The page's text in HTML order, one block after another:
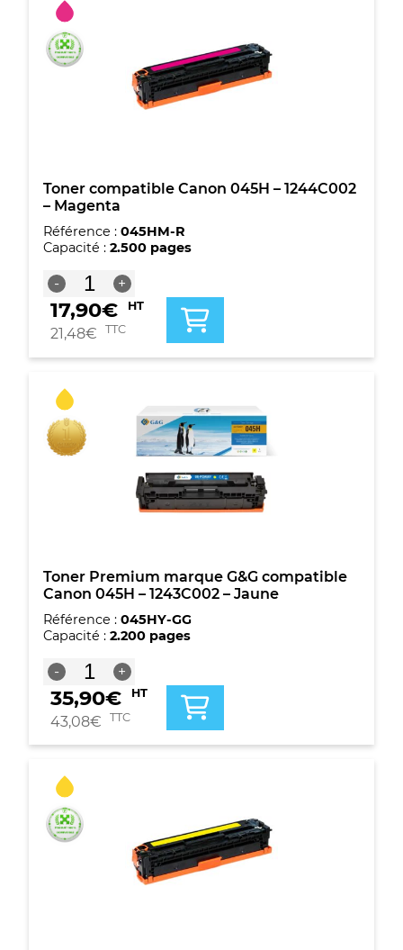
Canon
045H
-
1244C002
Magenta
Toner compatible Canon 045H – 1244C002
– Magenta
Référence : 045HM-R
Capacité : 2.500 pages
-
quantité
de
Toner
compatible
045H
1244C002
-
Magenta
+
17,90€ HT
21,48€ TTC
Toner Premium marque G&G compatible
Canon 045H – 1243C002 – Jaune
Référence : 045HY-GG
Capacité : 2.200 pages
-
quantité
de
Toner
Premium
marque
G&G
Canon
045H
-
1243C002
+
35,90€ HT
43,08€ TTC